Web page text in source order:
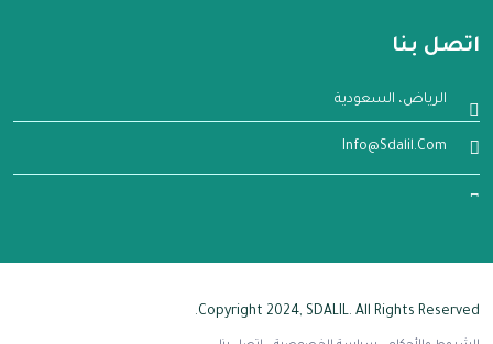
اتصل بنا
الرياض، السعودية
Info@sdalil.com
Copyright 2024, SDALIL. All Rights Reserved.